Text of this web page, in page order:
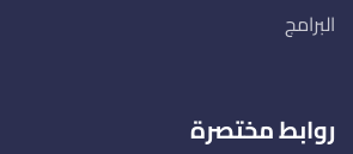
البرامج
روابط مختصرة